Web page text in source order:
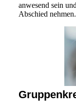
anwesend sein
Abschied nehmen.